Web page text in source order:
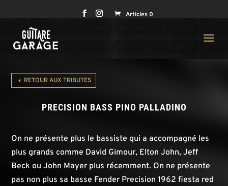
Articles 0
RETOUR AUX TRIBUTES
PRECISION BASS PINO PALLADINO
On ne présente plus le bassiste qui a accompagné les
plus grands comme David Gimour, Elton John, Jeff
Beck ou John Mayer plus récemment. On ne présente
pas non plus sa basse Fender Precision 1962 fiesta red